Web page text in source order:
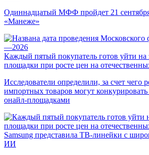
Одиннадцатый МФФ пройдет 21
«Манеже»
Каждый пятый покупатель готов уйти на
площадки при росте цен на
Исследователи определили, за счет чего
импортных товаров могут
онайл-площадками
Samsung представила ТВ-линейки с
ИИ